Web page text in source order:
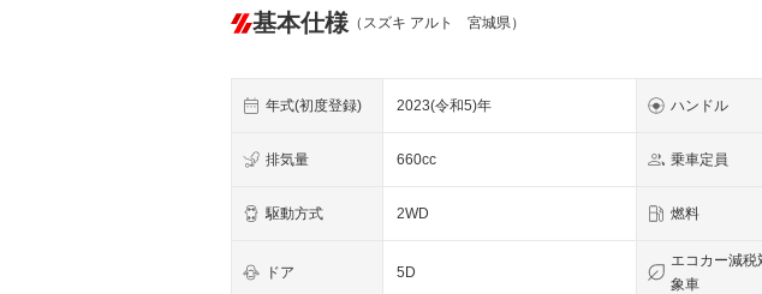
基本仕様 （スズキ アルト 宮城県）
年式(初度登録) 2023(令和5)年 ハンドル
排気量 660cc 乗車定員
駆動方式 2WD 燃料
ドア 5D
エコカー減税
象車